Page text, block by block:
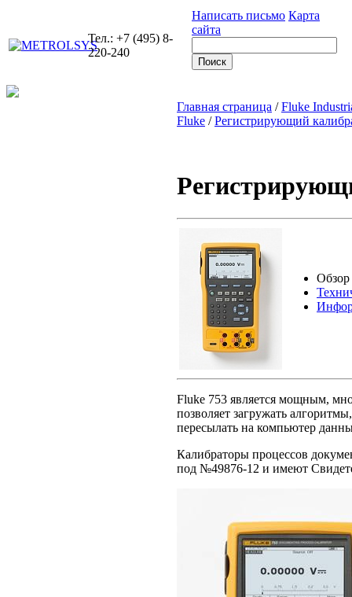
Тел.: +7 (495) 8-
220-240
Написать письмо Карта
сайта
Главная страница /Fluke
Fluke /Регистрирующий
Обзор
Fluke 753 является мощным,
позволяет загружать
пересылать на компьютер
Калибраторы процессов
под №49876-12 и имеют